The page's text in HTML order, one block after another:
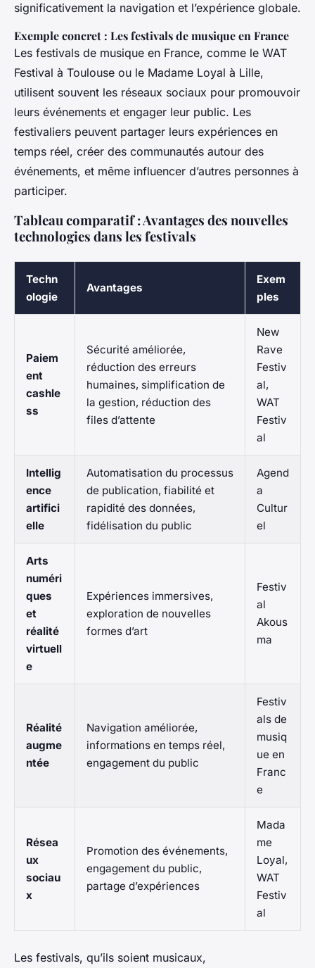
significativement la navigation et l’expérience globale.
Exemple concret : Les festivals de musique en France
Les festivals de musique en France, comme le WAT
Festival à Toulouse ou le Madame Loyal à Lille,
utilisent souvent les réseaux sociaux pour promouvoir
leurs événements et engager leur public. Les
festivaliers peuvent partager leurs expériences en
temps réel, créer des communautés autour des
événements, et même influencer d’autres personnes à
participer.
Tableau comparatif : Avantages des nouvelles
technologies dans les festivals
Techn
ologie
Avantages
Exem
ples
Paiem
ent
cashle
ss
Sécurité améliorée,
réduction des erreurs
humaines, simplification de
la gestion, réduction des
files d’attente
New
Rave
Festiv
al,
WAT
Festiv
al
Intellig
ence
artifici
elle
Automatisation du processus
de publication, fiabilité et
rapidité des données,
fidélisation du public
Agend
a
Cultur
el
Arts
numéri
ques
et
réalité
virtuell
e
Expériences immersives,
exploration de nouvelles
formes d’art
Festiv
al
Akous
ma
Réalité
augme
ntée
Navigation améliorée,
informations en temps réel,
engagement du public
Festiv
als de
musiq
ue en
Franc
e
Résea
ux
sociau
x
Promotion des événements,
engagement du public,
partage d’expériences
Mada
me
Loyal,
WAT
Festiv
al
Les festivals, qu’ils soient musicaux,